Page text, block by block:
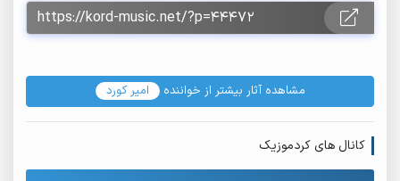
زندگیم بوده نزر تماشام بکه / چویلم اشکیو خوینه ماتمه
خود کردیده کر
وگرد ای درده سازش محاله / اگر نفس تیای وروی اجباره
دسد وناو دس دیمو حالم خراو بی / یجوری جا خواردم هنوز دسیلم لرزی
مشاهده آثار بیشتر از خواننده امیر کورد
کانال های کردموزیک